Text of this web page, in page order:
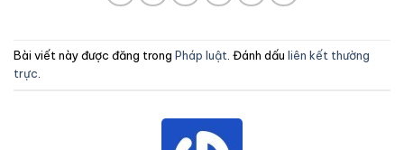
Bài viết này được đăng trong Pháp luật. Đánh dấu liên kết thường
trực.